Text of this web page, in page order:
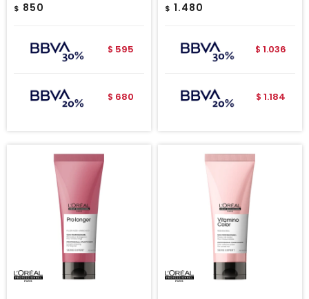
$ 850
$ 595
$ 680
$ 1.480
$ 1.036
$ 1.184